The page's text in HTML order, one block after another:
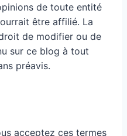
de toute entité
être affilié. La
de modifier ou de
sur ce blog à tout
préavis.
acceptez ces termes